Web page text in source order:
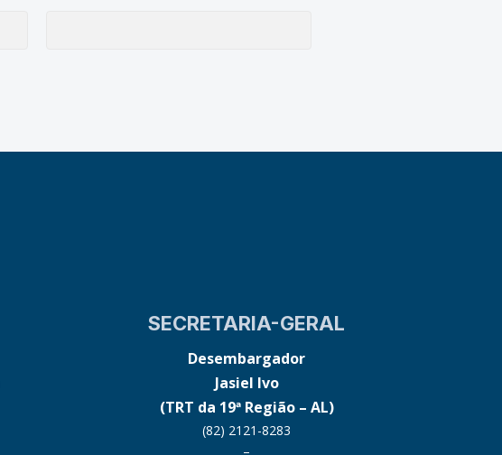
SECRETARIA-GERAL
Desembargador
Jasiel Ivo
(TRT da 19ª Região – AL)
(82) 2121-8283
–